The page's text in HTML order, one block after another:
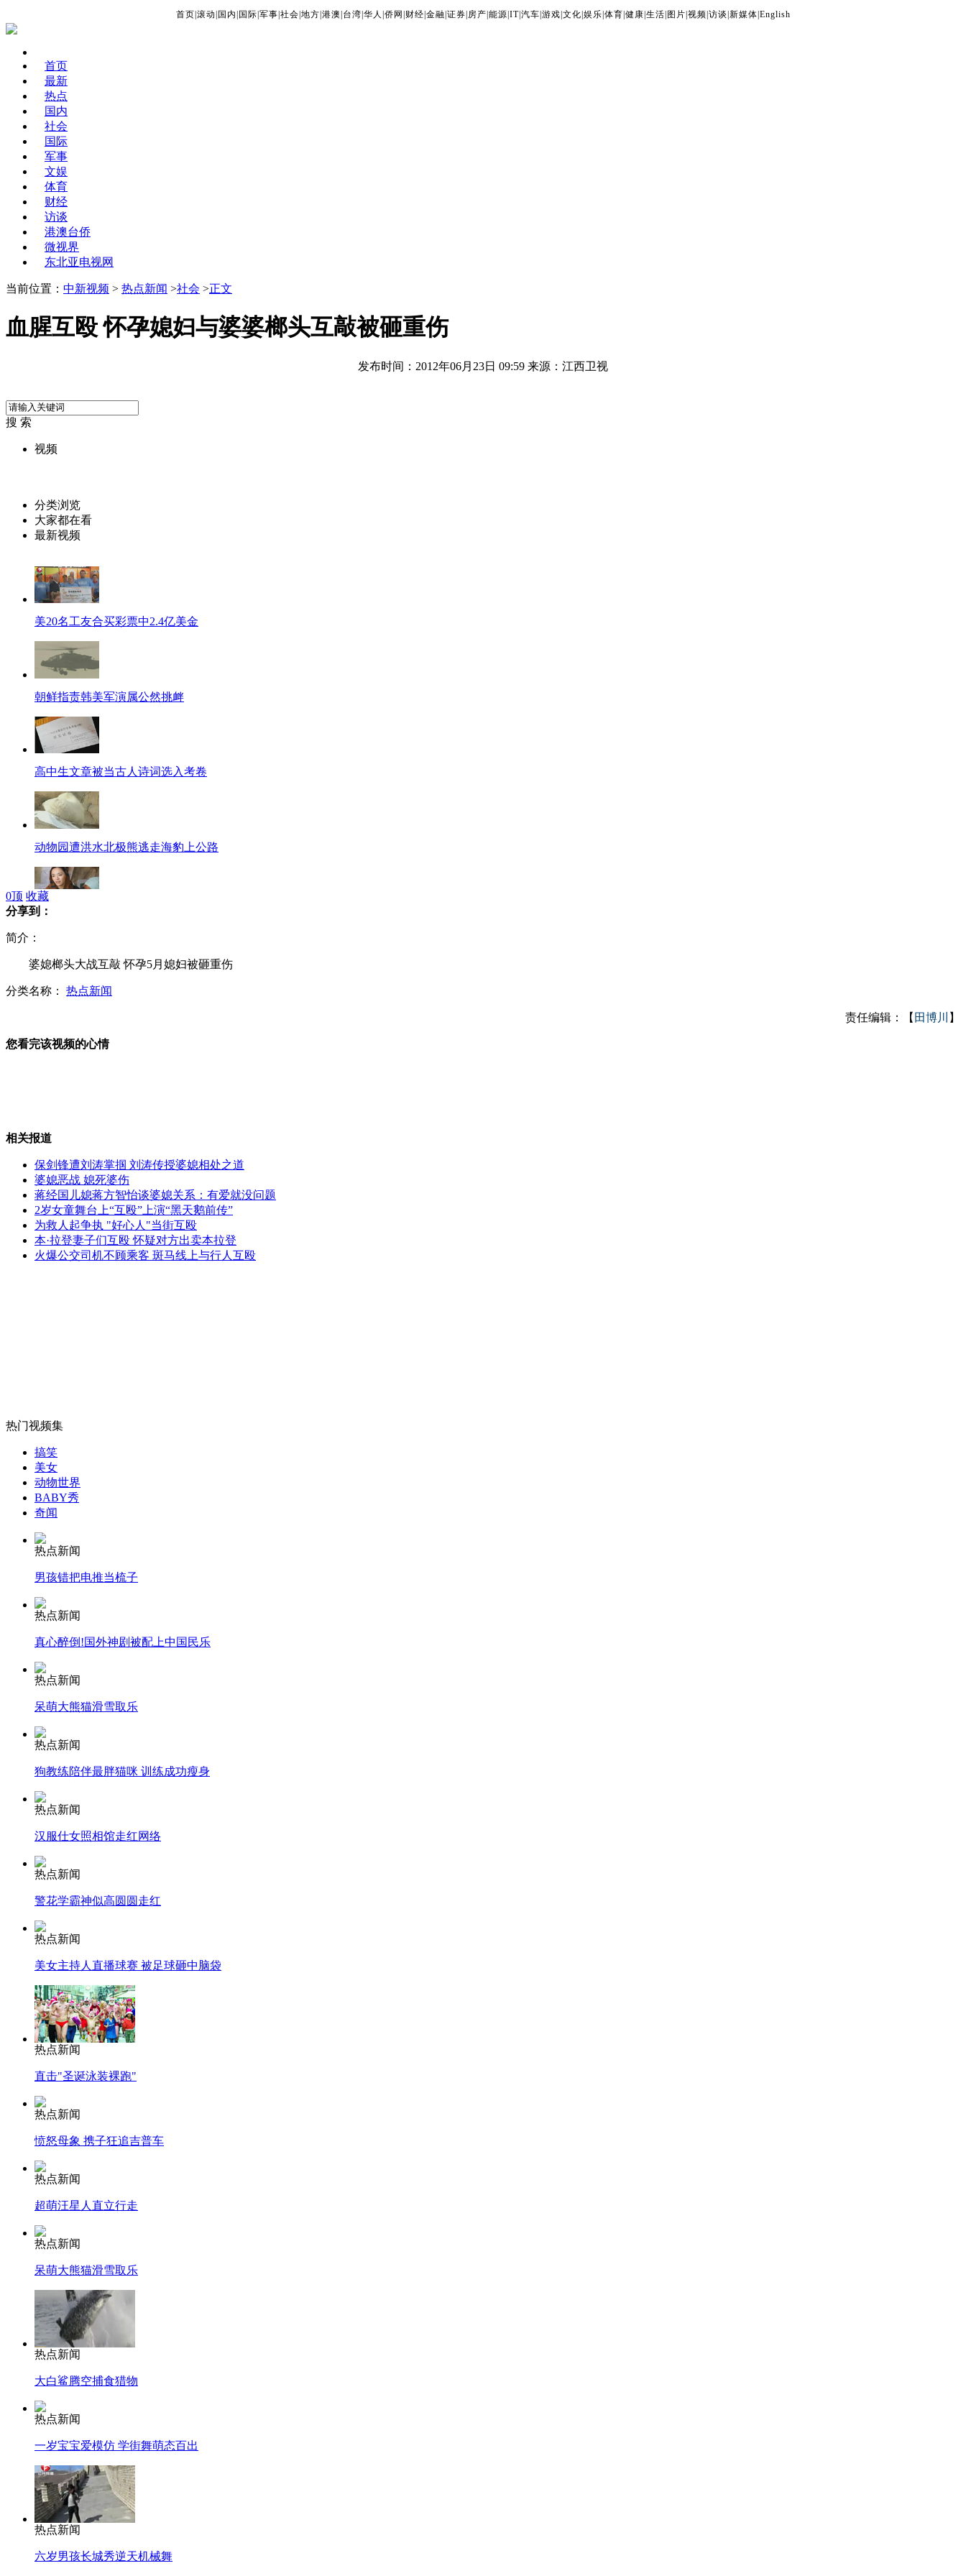
首页 滚动 国内 国际 军事 社会 地方 港澳 台湾 华人 侨网 财经 金融 证券 房产 能源 IT| 汽车 游戏 文化 娱乐 体育 健康 生活 图片 视频 访谈 新媒体 English
首页
最新
热点
国内
社会
国际
军事
文娱
体育
财经
访谈
港澳台侨
微视界
东北亚电视网
当前位置： 中新视频 > 热点新闻 >社会 >正文
血腥互殴 怀孕媳妇与婆婆榔头互敲被砸重伤
发布时间：2012年06月23日 09:59 来源：江西卫视
搜 索
视频
分类浏览
大家都在看
最新视频
美20名工友合买彩票中2.4亿美金
朝鲜指责韩美军演属公然挑衅
高中生文章被当古人诗词选入考卷
动物园遭洪水北极熊逃走海豹上公路
叙利亚一名空军上校携战机叛逃
浙江永康公示"吃空饷"207人名单
男子嚣张妨碍执法 打民警大闹警局
女孩北京地铁殴打老人 痛下狠手拳打脚踢
无痛分娩是否安全 医生回应
外交部：反对强权政治霸凌主义
外交部：有关国家言论片面不公正
安徽一实载49人客车翻车
走！跟着总书记去植树
消防员救轻生者 花炮节热闹非凡 减压"枕头大战"
纽约上演“枕头大战”
司机酒驾遇交警 急速倒车逃窜
0顶 收藏
分享到：
简介：
婆媳榔头大战互敲 怀孕5月媳妇被砸重伤
分类名称： 热点新闻
责任编辑：【 田博川 】
您看完该视频的心情
相关报道
保剑锋遭刘涛掌掴 刘涛传授婆媳相处之道
婆媳恶战 媳死婆伤
蒋经国儿媳蒋方智怡谈婆媳关系：有爱就没问题
2岁女童舞台上“互殴”上演“黑天鹅前传”
为救人起争执 "好心人"当街互殴
本·拉登妻子们互殴 怀疑对方出卖本拉登
火爆公交司机不顾乘客 斑马线上与行人互殴
热门视频集
搞笑
美女
动物世界
BABY秀
奇闻
热点新闻
男孩错把电推当梳子
热点新闻
真心醉倒!国外神剧被配上中国民乐
热点新闻
呆萌大熊猫滑雪取乐
热点新闻
狗教练陪伴最胖猫咪 训练成功瘦身
热点新闻
汉服仕女照相馆走红网络
热点新闻
警花学霸神似高圆圆走红
热点新闻
美女主持人直播球赛 被足球砸中脑袋
热点新闻
直击"圣诞泳装裸跑"
热点新闻
愤怒母象 携子狂追吉普车
热点新闻
超萌汪星人直立行走
热点新闻
呆萌大熊猫滑雪取乐
热点新闻
大白鲨腾空捕食猎物
热点新闻
一岁宝宝爱模仿 学街舞萌态百出
热点新闻
六岁男孩长城秀逆天机械舞